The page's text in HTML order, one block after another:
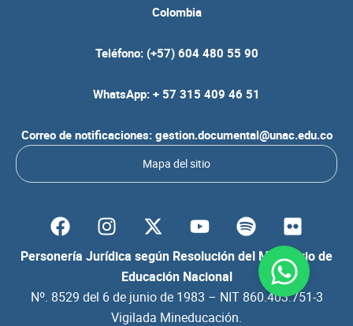
Colombia
Teléfono: (+57) 604 480 55 90
WhatsApp: + 57 315 409 46 51
Correo de notificaciones: gestion.documental@unac.edu.co
Mapa del sitio
Personería Jurídica según Resolución del Ministerio de
Educación Nacional
Nº. 8529 del 6 de junio de 1983 – NIT 860.403.751-3
Vigilada Mineducación.
F
a
c
b
I
n
s
a
g
Y
o
u
t
u
b
S
p
o
i
F
l
i
c
k